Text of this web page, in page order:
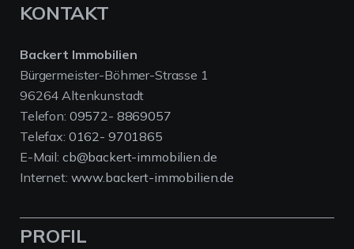
KONTAKT
Backert Immobilien
Bürgermeister-Böhmer-Strasse 1
96264 Altenkunstadt
Telefon: 09572- 8869057
Telefax: 0162- 9701865
E-Mail: cb@backert-immobilien.de
Internet: www.backert-immobilien.de
PROFIL